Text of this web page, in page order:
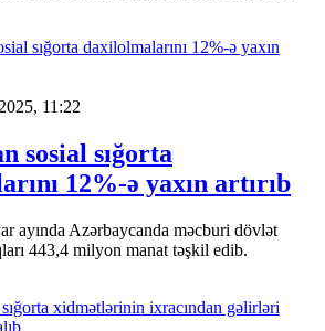
11:22
sosial sığorta
12%-ə yaxın artırıb
ayında Azərbaycanda məcburi dövlət
443,4 milyon manat təşkil edib.